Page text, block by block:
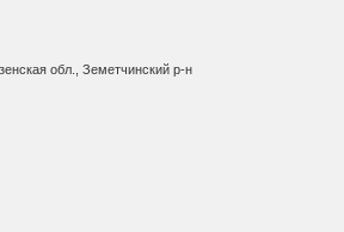
обл., Земетчинский р-н